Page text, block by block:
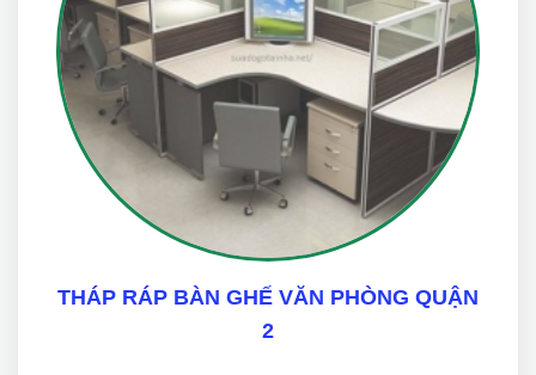
THÁP RÁP BÀN GHẾ VĂN PHÒNG QUẬN
2